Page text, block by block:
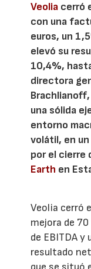
Veolia cerró
con una
euros, un
elevó su
10,4%,
directora
una sólida
entorno
volátil, en
por el cierre
Earth en
Veolia cerró
mejora de
de EBITDA y
resultado